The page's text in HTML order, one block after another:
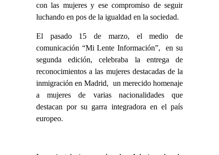
con las mujeres y ese compromiso de seguir
luchando en pos de la igualdad en la sociedad.
El pasado 15 de marzo, el medio de
comunicación “Mi Lente Información”, en su
segunda edición, celebraba la entrega de
reconocimientos a las mujeres destacadas de la
inmigración en Madrid, un merecido homenaje
a mujeres de varias nacionalidades que
destacan por su garra integradora en el país
europeo.